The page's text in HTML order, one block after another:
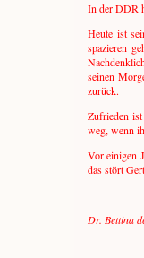
In der DDR
Heute ist
spazieren
seinen
zurück.
Zufrieden
weg, wenn
Vor einigen
das stört
Dr. Bettina